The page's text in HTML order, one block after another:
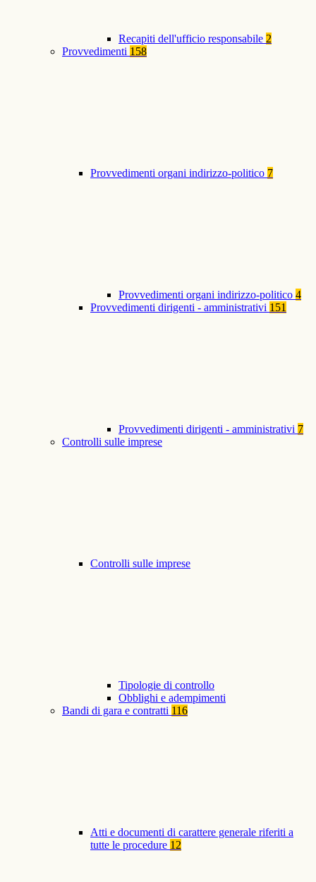
Recapiti dell'ufficio responsabile 2
Provvedimenti 158
Provvedimenti organi indirizzo-politico 7
Provvedimenti organi indirizzo-politico 4
Provvedimenti dirigenti - amministrativi 151
Provvedimenti dirigenti - amministrativi 7
Controlli sulle imprese
Controlli sulle imprese
Tipologie di controllo
Obblighi e adempimenti
Bandi di gara e contratti 116
Atti e documenti di carattere generale riferiti a
tutte le procedure 12